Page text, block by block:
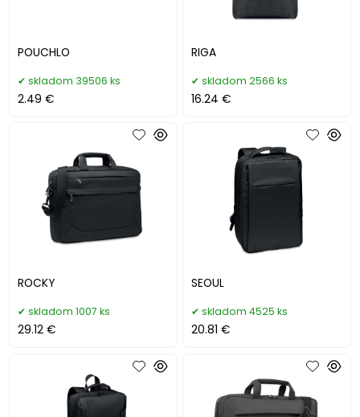
POUCHLO
skladom 39506 ks
2.49 €
RIGA
skladom 2566 ks
16.24 €
ROCKY
skladom 1007 ks
29.12 €
SEOUL
skladom 4525 ks
20.81 €